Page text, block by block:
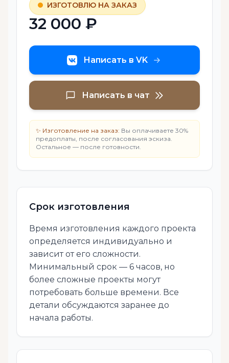
ИЗГОТОВЛЮ НА ЗАКАЗ
32 000 ₽
Написать в VK
Написать в чат
✨ Изготовление на заказ: Вы оплачиваете 30%
предоплаты, после согласования эскиза.
Остальное — после готовности.
Срок изготовления
Время изготовления каждого проекта
определяется индивидуально и
зависит от его сложности.
Минимальный срок — 6 часов, но
более сложные проекты могут
потребовать больше времени. Все
детали обсуждаются заранее до
начала работы.